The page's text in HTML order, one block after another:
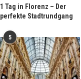
1 Tag in Florenz – Der
perfekte Stadtrundgang
5